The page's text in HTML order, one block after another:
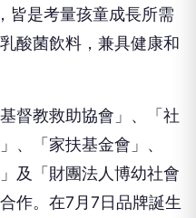
皆是考量孩童成長所需
酸菌飲料，兼具健康和
督教救助協會」、「社
、「家扶基金會」、
及「財團法人博幼社會
作。在7月7日品牌誕生